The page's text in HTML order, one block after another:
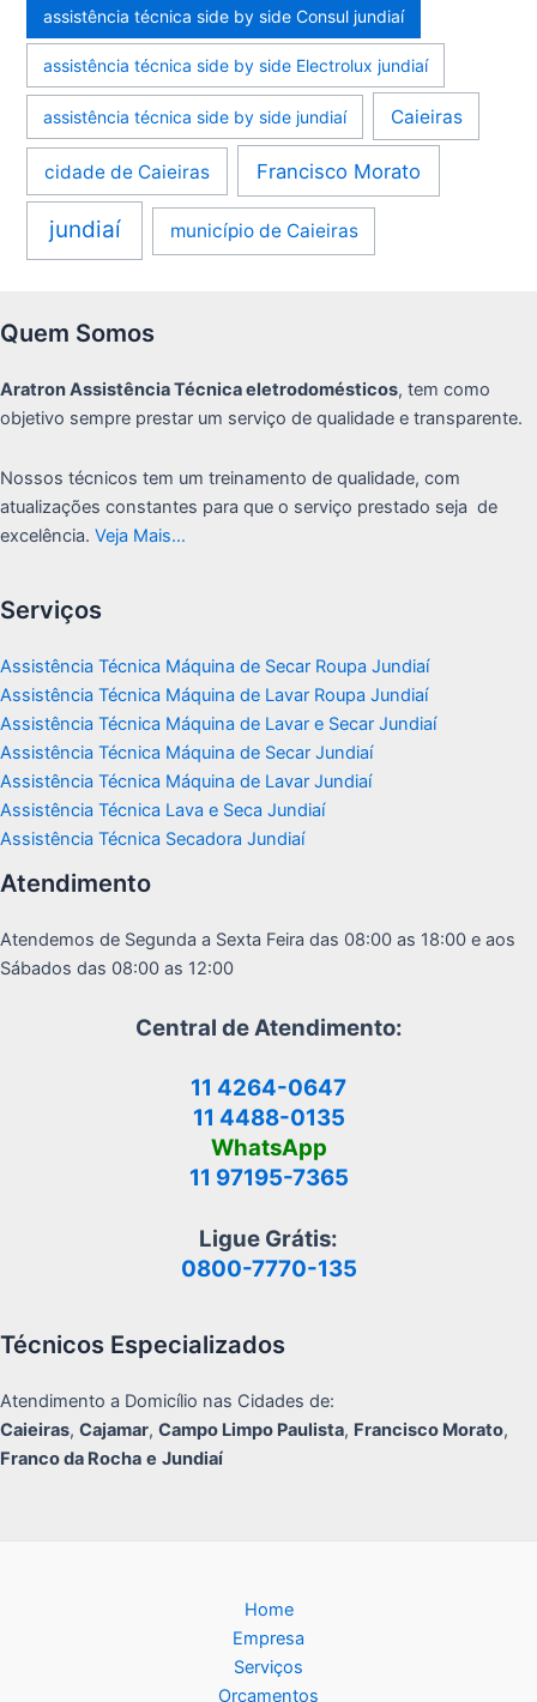
assistência técnica side by side Consul jundiaí
assistência técnica side by side Electrolux jundiaí
assistência técnica side by side jundiaí Caieiras
cidade de Caieiras Francisco Morato
jundiaí município de Caieiras
Quem Somos
Aratron Assistência Técnica eletrodomésticos, tem como
objetivo sempre prestar um serviço de qualidade e transparente.
Nossos técnicos tem um treinamento de qualidade, com
atualizações constantes para que o serviço prestado seja de
excelência. Veja Mais…
Serviços
Assistência Técnica Máquina de Secar Roupa Jundiaí
Assistência Técnica Máquina de Lavar Roupa Jundiaí
Assistência Técnica Máquina de Lavar e Secar Jundiaí
Assistência Técnica Máquina de Secar Jundiaí
Assistência Técnica Máquina de Lavar Jundiaí
Assistência Técnica Lava e Seca Jundiaí
Assistência Técnica Secadora Jundiaí
Atendimento
Atendemos de Segunda a Sexta Feira das 08:00 as 18:00 e aos
Sábados das 08:00 as 12:00
Central de Atendimento:
11 4264-0647
11 4488-0135
WhatsApp
11 97195-7365
Ligue Grátis:
0800-7770-135
Técnicos Especializados
Atendimento a Domicílio nas Cidades de:
Caieiras, Cajamar, Campo Limpo Paulista, Francisco Morato,
Franco da Rocha e Jundiaí
Home
Empresa
Serviços
Orçamentos